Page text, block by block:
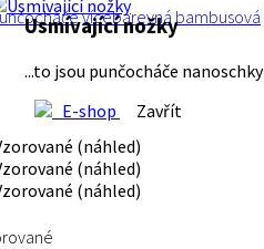
vícebarevnábambusová
Usmívající nožky
...to jsou punčocháče nanoschky
E-shop
Zavřít